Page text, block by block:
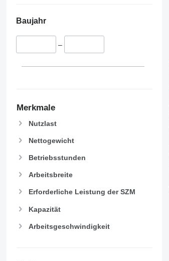
Baujahr
–
Merkmale
Nutzlast
Nettogewicht
Betriebsstunden
Arbeitsbreite
Erforderliche Leistung der SZM
Kapazität
Arbeitsgeschwindigkeit